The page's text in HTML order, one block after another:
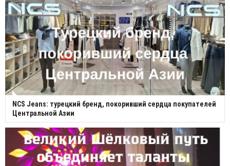
NCS Jeans: турецкий бренд, покоривший сердца покупателей
Центральной Азии